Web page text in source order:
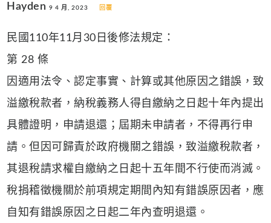
Hayden 9 4 月, 2023 回覆
民國110年11月30日後修法規定：
第 28 條
因適用法令、認定事實、計算或其他原因之錯誤，致
溢繳稅款者，納稅義務人得自繳納之日起十年內提出
具體證明，申請退還；屆期未申請者，不得再行申
請。但因可歸責於政府機關之錯誤，致溢繳稅款者，
其退稅請求權自繳納之日起十五年間不行使而消滅。
稅捐稽徵機關於前項規定期間內知有錯誤原因者，應
自知有錯誤原因之日起二年內查明退還。